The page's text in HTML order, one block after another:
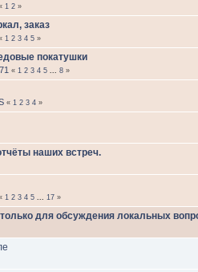
1 2»
заказ
1 2 3 4 5»
покатушки
« 1 2 3 4 5 ... 8»
« 1 2 3 4»
наших встреч.
1 2 3 4 5 ... 17»
для обсуждения локальных